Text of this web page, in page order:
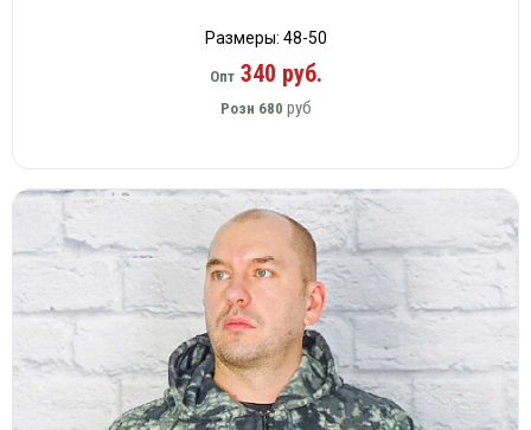
Размеры: 48-50
Опт340 руб.
Розн 680 руб